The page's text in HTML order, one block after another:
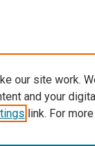
our site work.
and your
link. For